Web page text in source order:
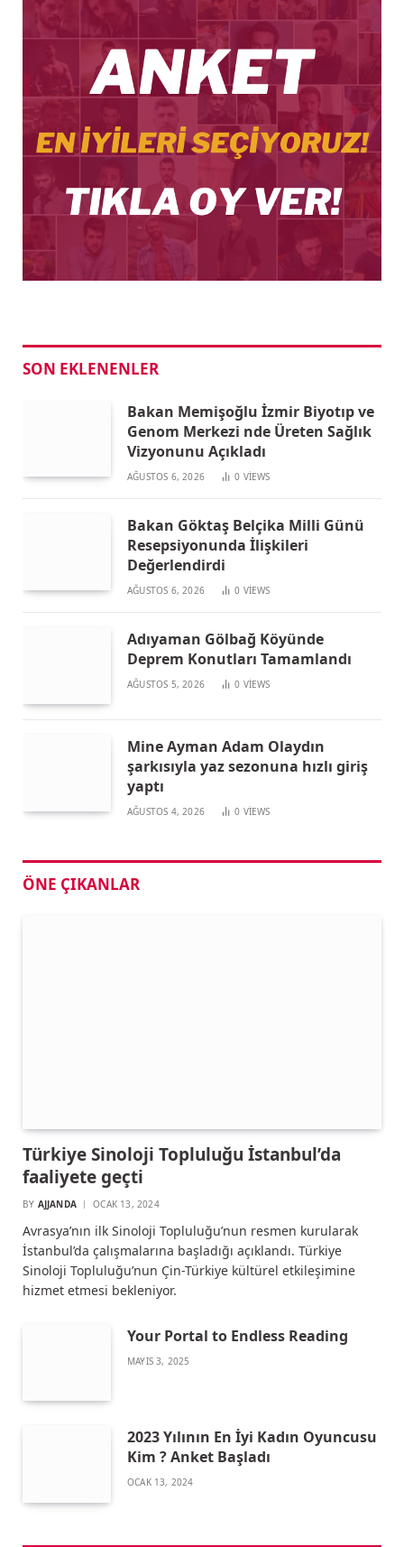
SON EKLENENLER
Bakan Memişoğlu İzmir Biyotıp ve
Genom Merkezi nde Üreten Sağlık
Vizyonunu Açıkladı
AĞUSTOS 6, 2026 0 VIEWS
Bakan Göktaş Belçika Milli Günü
Resepsiyonunda İlişkileri
Değerlendirdi
AĞUSTOS 6, 2026 0 VIEWS
Adıyaman Gölbağ Köyünde
Deprem Konutları Tamamlandı
AĞUSTOS 5, 2026 0 VIEWS
Mine Ayman Adam Olaydın
şarkısıyla yaz sezonuna hızlı giriş
yaptı
AĞUSTOS 4, 2026 0 VIEWS
ÖNE ÇIKANLAR
Türkiye Sinoloji Topluluğu İstanbul’da
faaliyete geçti
BY AJJANDA OCAK 13, 2024
Avrasya’nın ilk Sinoloji Topluluğu’nun resmen kurularak
İstanbul’da çalışmalarına başladığı açıklandı. Türkiye
Sinoloji Topluluğu’nun Çin-Türkiye kültürel etkileşimine
hizmet etmesi bekleniyor.
Your Portal to Endless Reading
MAYIS 3, 2025
2023 Yılının En İyi Kadın Oyuncusu
Kim ? Anket Başladı
OCAK 13, 2024